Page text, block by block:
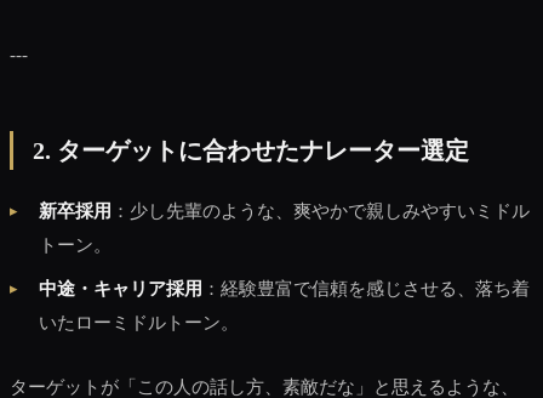
---
2. ターゲットに合わせたナレーター選定
新卒採用 ：少し先輩のような、爽やかで親しみやすいミドル
トーン。
中途・キャリア採用 ：経験豊富で信頼を感じさせる、落ち着
いたローミドルトーン。
ターゲットが「この人の話し方、素敵だな」と思えるような、